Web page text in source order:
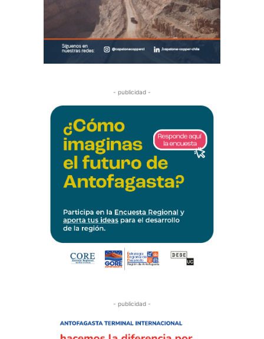
- publicidad -
- publicidad -